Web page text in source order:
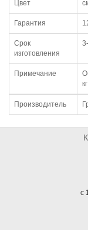
Цвет
Гарантия
Срок
изготовления
Примечание
Производитель
с